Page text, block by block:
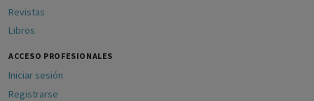
Revistas
Libros
ACCESO PROFESIONALES
Iniciar sesión
Registrarse